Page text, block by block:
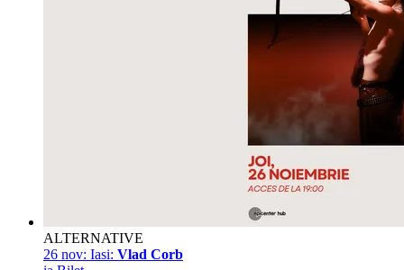
ALTERNATIVE
26 nov: Iasi: Vlad Corb